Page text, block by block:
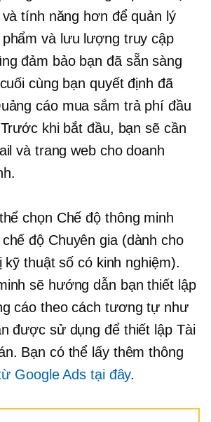
tính năng hơn để quản lý
và lưu lượng truy cập
đảm bảo bạn đã sẵn sàng
cùng bạn quyết định đã
cáo mua sắm trả phí đầu
khi bắt đầu, bạn sẽ cần
và trang web cho doanh
chọn Chế độ thông minh
độ Chuyên gia (dành cho
kỹ thuật số có kinh nghiệm).
sẽ hướng dẫn bạn thiết lập
cáo theo cách tương tự như
được sử dụng để thiết lập Tài
Bạn có thể lấy thêm thông
Google Ads tại đây.